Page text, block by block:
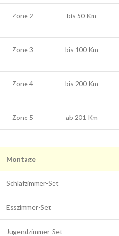
Zone 2 bis 50 Km
Zone 3 bis 100 Km
Zone 4 bis 200 Km
Zone 5 ab 201 Km
Montage
Schlafzimmer-Set
Esszimmer-Set
Jugendzimmer-Set